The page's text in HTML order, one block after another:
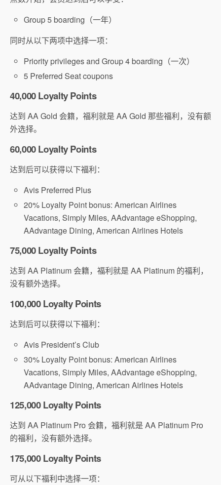
Group 5 boarding（一年）
同时从以下两项中选择一项：
Priority privileges and Group 4 boarding（一次）
5 Preferred Seat coupons
40,000 Loyalty Points
达到 AA Gold 会籍，福利就是 AA Gold 那些福利，没有额
外选择。
60,000 Loyalty Points
达到后可以获得以下福利：
Avis Preferred Plus
20% Loyalty Point bonus: American Airlines
Vacations, Simply Miles, AAdvantage eShopping,
AAdvantage Dining, American Airlines Hotels
75,000 Loyalty Points
达到 AA Platinum 会籍，福利就是 AA Platinum 的福利，
没有额外选择。
100,000 Loyalty Points
达到后可以获得以下福利：
Avis President’s Club
30% Loyalty Point bonus: American Airlines
Vacations, Simply Miles, AAdvantage eShopping,
AAdvantage Dining, American Airlines Hotels
125,000 Loyalty Points
达到 AA Platinum Pro 会籍，福利就是 AA Platinum Pro
的福利，没有额外选择。
175,000 Loyalty Points
可从以下福利中选择一项：